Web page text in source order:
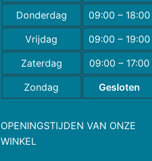
Donderdag
09:00 – 18:00
Vrijdag
09:00 – 19:00
Zaterdag
09:00 – 17:00
Zondag
Gesloten
OPENINGSTIJDEN VAN ONZE
WINKEL